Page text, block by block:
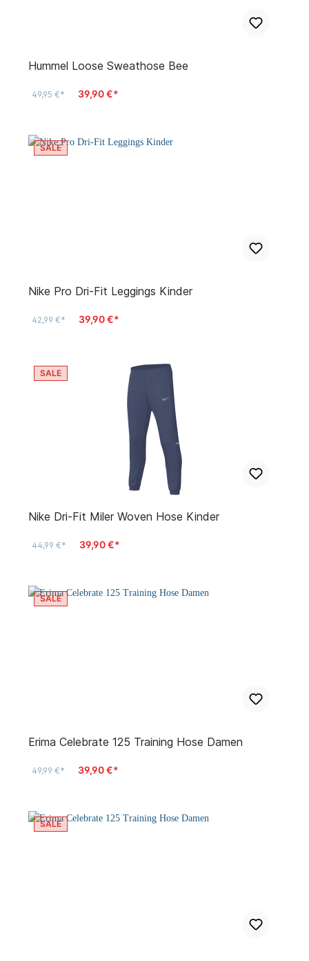
Hummel Loose Sweathose Bee
49,95 €* 39,90 €*
SALE
Nike Pro Dri-Fit Leggings Kinder
42,99 €* 39,90 €*
SALE
Nike Dri-Fit Miler Woven Hose Kinder
44,99 €* 39,90 €*
SALE
Erima Celebrate 125 Training Hose Damen
49,99 €* 39,90 €*
SALE